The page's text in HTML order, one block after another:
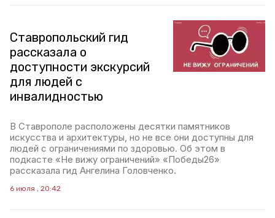
Ставропольский гид
рассказала о
доступности экскурсий
для людей с
инвалидностью
В Ставрополе расположены десятки памятников
искусства и архитектуры, но не все они доступны для
людей с ограничениями по здоровью. Об этом в
подкасте «Не вижу ограничений» «Победы26»
рассказала гид Ангелина Головченко.
6 июля , 20:42